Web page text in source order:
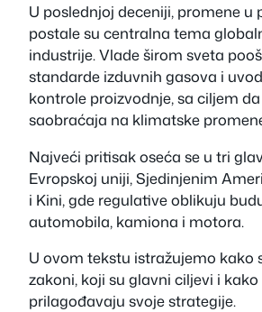
U poslednjoj deceniji, promene u
postale su centralna tema
industrije. Vlade širom sveta
standarde izduvnih gasova i
kontrole proizvodnje, sa ciljem
saobraćaja na klimatske
Najveći pritisak oseća se u tri
Evropskoj uniji, Sjedinjenim
i Kini, gde regulative oblikuju
automobila, kamiona i motora.
U ovom tekstu istražujemo kako
zakoni, koji su glavni ciljevi i
prilagođavaju svoje strategije.